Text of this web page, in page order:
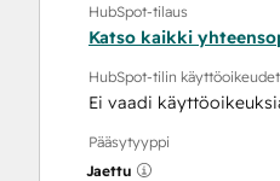
HubSpot-tilaus
Katso kaikki
HubSpot-tilin käyttöoikeudet
Ei vaadi
Pääsytyyppi
Jaettu